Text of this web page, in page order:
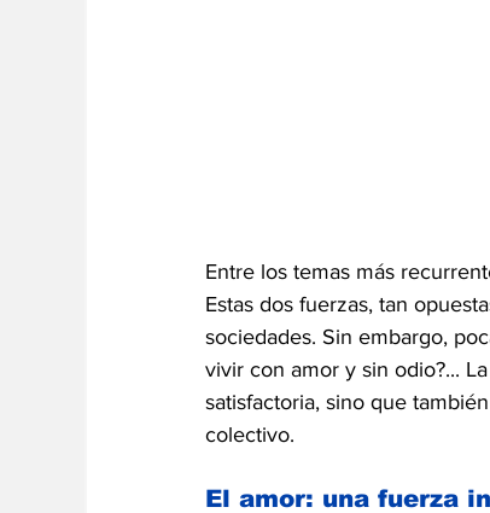
Entre los temas más
Estas dos fuerzas, tan
sociedades. Sin embargo,
vivir con amor y sin odio?...
satisfactoria, sino que
colectivo.
El amor: una fuerza